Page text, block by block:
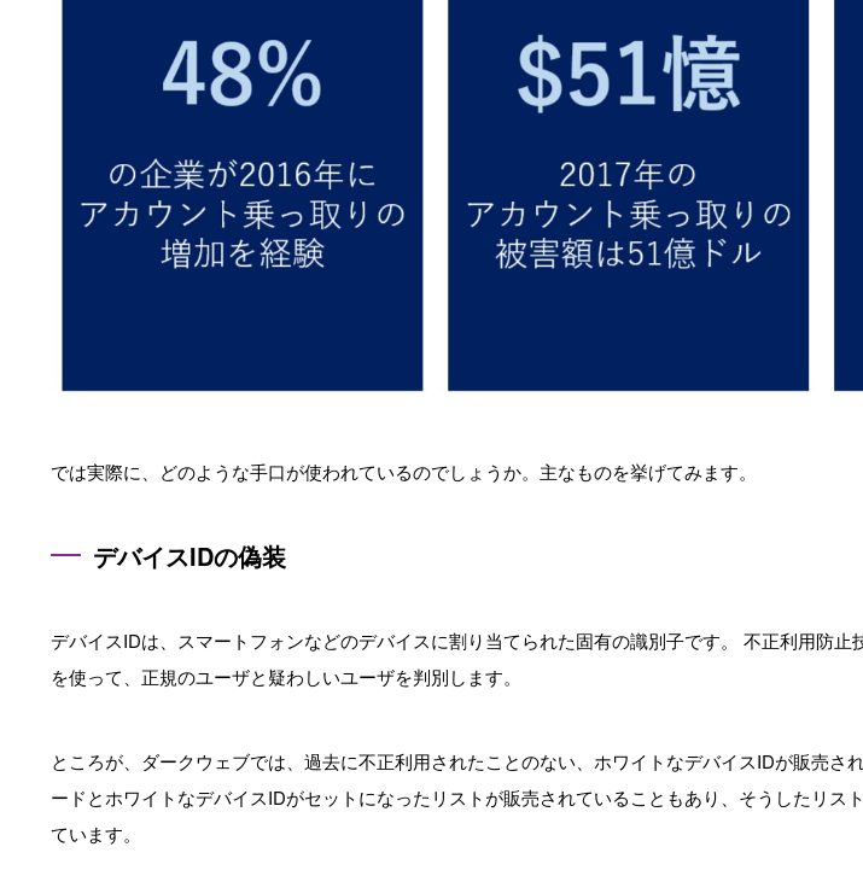
では実際に、どのような手口が使われているのでしょうか。主なものを挙げてみます。
デバイスIDの偽装
デバイスIDは、スマートフォンなどのデバイスに割り当てられた固有の識別子です。 不正利用防
を使って、正規のユーザと疑わしいユーザを判別します。
ところが、ダークウェブでは、過去に不正利用されたことのない、ホワイトなデバイスIDが販売さ
ードとホワイトなデバイスIDがセットになったリストが販売されていることもあり、そうしたリス
ています。